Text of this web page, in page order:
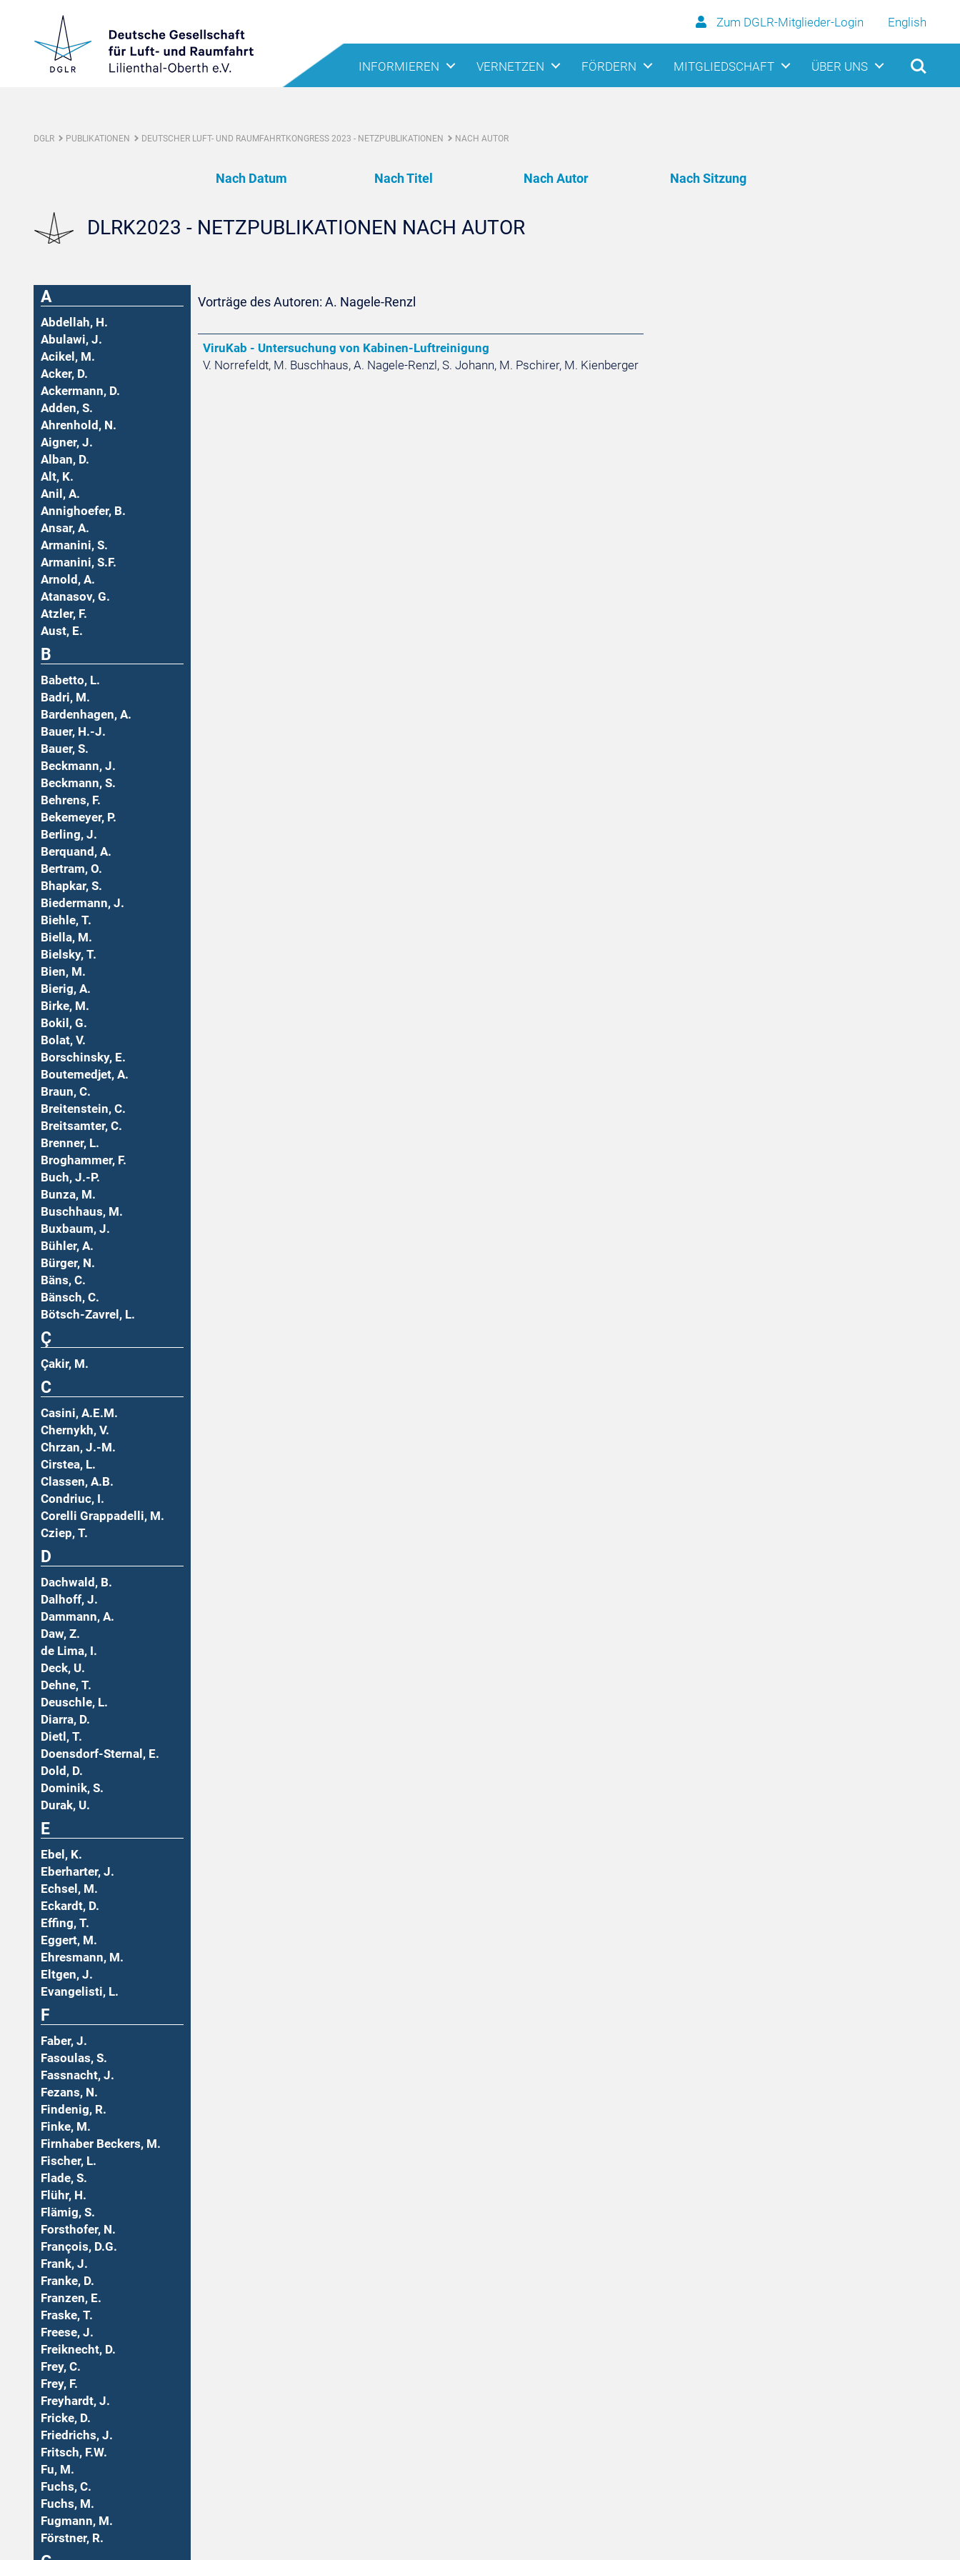
Zum DGLR-Mitglieder-Login English
INFORMIEREN VERNETZEN FÖRDERN MITGLIEDSCHAFT ÜBER UNS
DGLR PUBLIKATIONEN DEUTSCHER LUFT- UND RAUMFAHRTKONGRESS 2023 - NETZPUBLIKATIONEN NACH AUTOR
Nach Datum Nach Titel Nach Autor Nach Sitzung
DLRK2023 - NETZPUBLIKATIONEN NACH AUTOR
A
Abdellah, H.
Abulawi, J.
Acikel, M.
Acker, D.
Ackermann, D.
Adden, S.
Ahrenhold, N.
Aigner, J.
Alban, D.
Alt, K.
Anil, A.
Annighoefer, B.
Ansar, A.
Armanini, S.
Armanini, S.F.
Arnold, A.
Atanasov, G.
Atzler, F.
Aust, E.
B
Babetto, L.
Badri, M.
Bardenhagen, A.
Bauer, H.-J.
Bauer, S.
Beckmann, J.
Beckmann, S.
Behrens, F.
Bekemeyer, P.
Berling, J.
Berquand, A.
Bertram, O.
Bhapkar, S.
Biedermann, J.
Biehle, T.
Biella, M.
Bielsky, T.
Bien, M.
Bierig, A.
Birke, M.
Bokil, G.
Bolat, V.
Borschinsky, E.
Boutemedjet, A.
Braun, C.
Breitenstein, C.
Breitsamter, C.
Brenner, L.
Broghammer, F.
Buch, J.-P.
Bunza, M.
Buschhaus, M.
Buxbaum, J.
Bühler, A.
Bürger, N.
Bäns, C.
Bänsch, C.
Bötsch-Zavrel, L.
Ç
Çakir, M.
C
Casini, A.E.M.
Chernykh, V.
Chrzan, J.-M.
Cirstea, L.
Classen, A.B.
Condriuc, I.
Corelli Grappadelli, M.
Cziep, T.
D
Dachwald, B.
Dalhoff, J.
Dammann, A.
Daw, Z.
de Lima, I.
Deck, U.
Dehne, T.
Deuschle, L.
Diarra, D.
Dietl, T.
Doensdorf-Sternal, E.
Dold, D.
Dominik, S.
Durak, U.
E
Ebel, K.
Eberharter, J.
Echsel, M.
Eckardt, D.
Effing, T.
Eggert, M.
Ehresmann, M.
Eltgen, J.
Evangelisti, L.
F
Faber, J.
Fasoulas, S.
Fassnacht, J.
Fezans, N.
Findenig, R.
Finke, M.
Firnhaber Beckers, M.
Fischer, L.
Flade, S.
Flühr, H.
Flämig, S.
Forsthofer, N.
François, D.G.
Frank, J.
Franke, D.
Franzen, E.
Fraske, T.
Freese, J.
Freiknecht, D.
Frey, C.
Frey, F.
Freyhardt, J.
Fricke, D.
Friedrichs, J.
Fritsch, F.W.
Fu, M.
Fuchs, C.
Fuchs, M.
Fugmann, M.
Förstner, R.
Vorträge des Autoren: A. Nagele-Renzl
ViruKab - Untersuchung von Kabinen-Luftreinigung
V. Norrefeldt, M. Buschhaus, A. Nagele-Renzl, S. Johann, M. Pschirer, M. Kienberger